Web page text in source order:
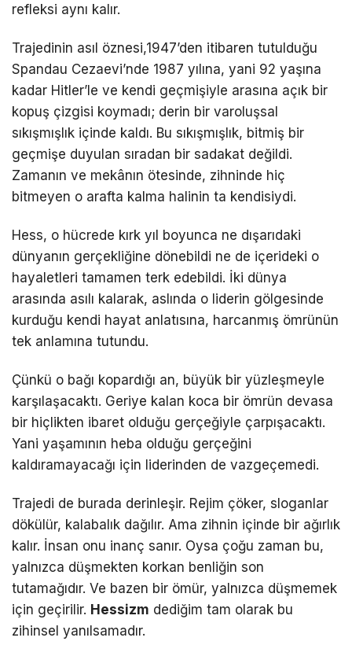
refleksi aynı kalır.
Trajedinin asıl öznesi,1947’den itibaren tutulduğu
Spandau Cezaevi’nde 1987 yılına, yani 92 yaşına
kadar Hitler’le ve kendi geçmişiyle arasına açık bir
kopuş çizgisi koymadı; derin bir varoluşsal
sıkışmışlık içinde kaldı. Bu sıkışmışlık, bitmiş bir
geçmişe duyulan sıradan bir sadakat değildi.
Zamanın ve mekânın ötesinde, zihninde hiç
bitmeyen o arafta kalma halinin ta kendisiydi.
Hess, o hücrede kırk yıl boyunca ne dışarıdaki
dünyanın gerçekliğine dönebildi ne de içerideki o
hayaletleri tamamen terk edebildi. İki dünya
arasında asılı kalarak, aslında o liderin gölgesinde
kurduğu kendi hayat anlatısına, harcanmış ömrünün
tek anlamına tutundu.
Çünkü o bağı kopardığı an, büyük bir yüzleşmeyle
karşılaşacaktı. Geriye kalan koca bir ömrün devasa
bir hiçlikten ibaret olduğu gerçeğiyle çarpışacaktı.
Yani yaşamının heba olduğu gerçeğini
kaldıramayacağı için liderinden de vazgeçemedi.
Trajedi de burada derinleşir. Rejim çöker, sloganlar
dökülür, kalabalık dağılır. Ama zihnin içinde bir ağırlık
kalır. İnsan onu inanç sanır. Oysa çoğu zaman bu,
yalnızca düşmekten korkan benliğin son
tutamağıdır. Ve bazen bir ömür, yalnızca düşmemek
için geçirilir. Hessizm dediğim tam olarak bu
zihinsel yanılsamadır.